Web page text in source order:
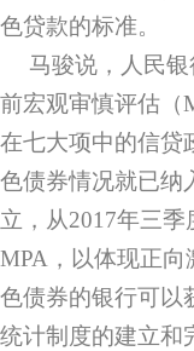
色贷款的标准。
马骏说，人民
前宏观审慎评估（
在七大项中的信贷
色债券情况就已纳
立，从2017年三
MPA，以体现正
色债券的银行可以
统计制度的建立和